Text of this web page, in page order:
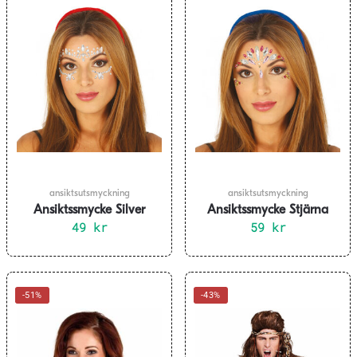
ansiktsutsmyckning
Ansiktssmycke Silver
49 kr
ansiktsutsmyckning
Ansiktssmycke Stjärna
59 kr
-51% -43%